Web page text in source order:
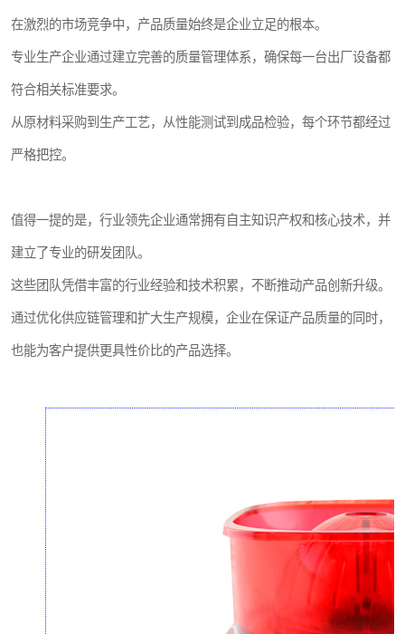
在激烈的市场竞争中，产品质量始终是企业立足的根本。
专业生产企业通过建立完善的质量管理体系，确保每一台出厂设备都
符合相关标准要求。
从原材料采购到生产工艺，从性能测试到成品检验，每个环节都经过
严格把控。
值得一提的是，行业领先企业通常拥有自主知识产权和核心技术，并
建立了专业的研发团队。
这些团队凭借丰富的行业经验和技术积累，不断推动产品创新升级。
通过优化供应链管理和扩大生产规模，企业在保证产品质量的同时，
也能为客户提供更具性价比的产品选择。